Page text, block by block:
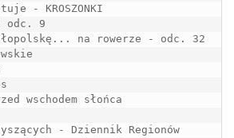
- KROSZONKI
odc. 9
na rowerze - odc. 32
wschodem słońca
- Dziennik Regionów